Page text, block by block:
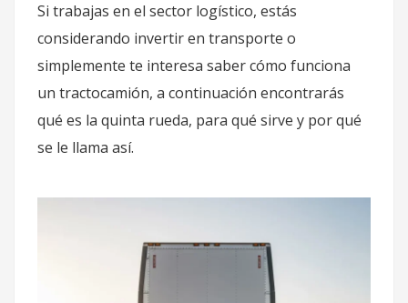
Si trabajas en el sector logístico, estás
considerando invertir en transporte o
simplemente te interesa saber cómo funciona
un tractocamión, a continuación encontrarás
qué es la quinta rueda, para qué sirve y por qué
se le llama así.